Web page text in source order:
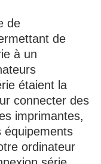
de
de
à un
étaient la
connecter des
imprimantes,
équipements
ordinateur